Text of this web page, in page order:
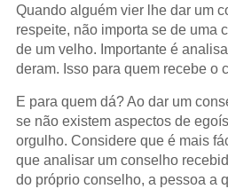
Quando alguém vier lhe dar um
respeite, não importa se de uma
de um velho. Importante é
deram. Isso para quem recebe o
E para quem dá? Ao dar um
se não existem aspectos de
orgulho. Considere que é mais
que analisar um conselho
do próprio conselho, a pessoa a